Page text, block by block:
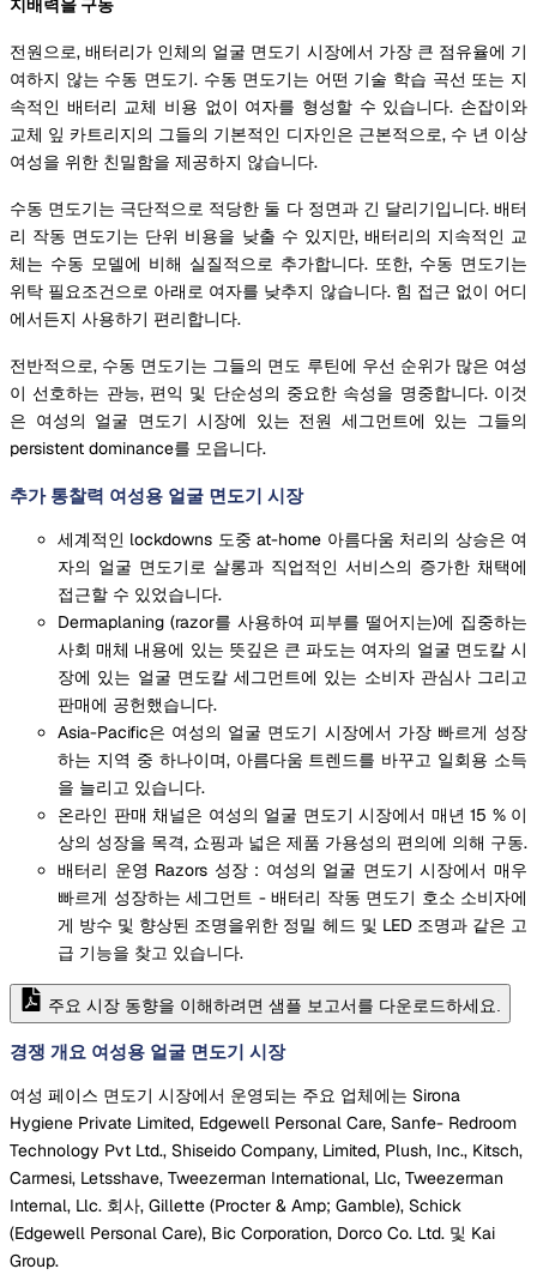
전원으로, 배터리가 인체의 얼굴 면도기 시장에서 가장 큰 점유율에 기
여하지 않는 수동 면도기. 수동 면도기는 어떤 기술 학습 곡선 또는 지
속적인 배터리 교체 비용 없이 여자를 형성할 수 있습니다. 손잡이와
교체 잎 카트리지의 그들의 기본적인 디자인은 근본적으로, 수 년 이상
여성을 위한 친밀함을 제공하지 않습니다.
수동 면도기는 극단적으로 적당한 둘 다 정면과 긴 달리기입니다. 배터
리 작동 면도기는 단위 비용을 낮출 수 있지만, 배터리의 지속적인 교
체는 수동 모델에 비해 실질적으로 추가합니다. 또한, 수동 면도기는
위탁 필요조건으로 아래로 여자를 낮추지 않습니다. 힘 접근 없이 어디
에서든지 사용하기 편리합니다.
전반적으로, 수동 면도기는 그들의 면도 루틴에 우선 순위가 많은 여성
이 선호하는 관능, 편익 및 단순성의 중요한 속성을 명중합니다. 이것
은 여성의 얼굴 면도기 시장에 있는 전원 세그먼트에 있는 그들의
persistent dominance를 모읍니다.
추가 통찰력 여성용 얼굴 면도기 시장
세계적인 lockdowns 도중 at-home 아름다움 처리의 상승은 여
자의 얼굴 면도기로 살롱과 직업적인 서비스의 증가한 채택에
접근할 수 있었습니다.
Dermaplaning (razor를 사용하여 피부를 떨어지는)에 집중하는
사회 매체 내용에 있는 뜻깊은 큰 파도는 여자의 얼굴 면도칼 시
장에 있는 얼굴 면도칼 세그먼트에 있는 소비자 관심사 그리고
판매에 공헌했습니다.
Asia-Pacific은 여성의 얼굴 면도기 시장에서 가장 빠르게 성장
하는 지역 중 하나이며, 아름다움 트렌드를 바꾸고 일회용 소득
을 늘리고 있습니다.
온라인 판매 채널은 여성의 얼굴 면도기 시장에서 매년 15 % 이
상의 성장을 목격, 쇼핑과 넓은 제품 가용성의 편의에 의해 구동.
배터리 운영 Razors 성장 : 여성의 얼굴 면도기 시장에서 매우
빠르게 성장하는 세그먼트 - 배터리 작동 면도기 호소 소비자에
게 방수 및 향상된 조명을위한 정밀 헤드 및 LED 조명과 같은 고
급 기능을 찾고 있습니다.
주요 시장 동향을 이해하려면 샘플 보고서를 다운로드하세요.
경쟁 개요 여성용 얼굴 면도기 시장
여성 페이스 면도기 시장에서 운영되는 주요 업체에는 Sirona
Hygiene Private Limited, Edgewell Personal Care, Sanfe- Redroom
Technology Pvt Ltd., Shiseido Company, Limited, Plush, Inc., Kitsch,
Carmesi, Letsshave, Tweezerman International, Llc, Tweezerman
Internal, Llc. 회사, Gillette (Procter & Amp; Gamble), Schick
(Edgewell Personal Care), Bic Corporation, Dorco Co. Ltd. 및 Kai
Group.